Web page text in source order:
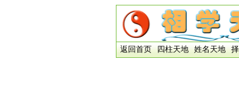
返回首页 四柱天地 姓名天地